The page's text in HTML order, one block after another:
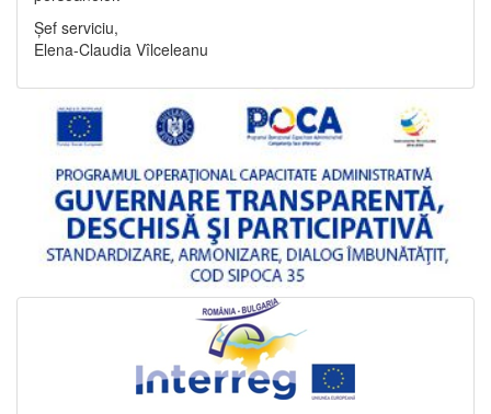
Șef serviciu,
Elena-Claudia Vîlceleanu